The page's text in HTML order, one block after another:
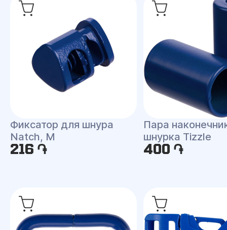
Фиксатор для шнура
Natch, M
216 ֏
Пара
шнурка Tizzle
400 ֏